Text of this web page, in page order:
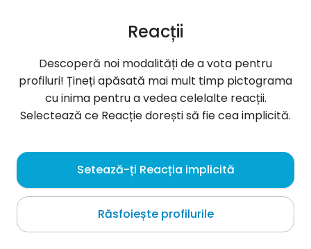
ŁUKASZ , 43
Berlin
Jestem miły rozmowny szukam tej jedynej nie
szukam przygody na chwile. POZNAJMY SIE
Reacții
Descoperă noi modalități de a vota pentru
profiluri! Țineți apăsată mai mult timp pictograma
cu inima pentru a vedea celelalte reacții.
Selectează ce Reacție dorești să fie cea implicită.
Setează-ți Reacția implicită
Răsfoiește profilurile